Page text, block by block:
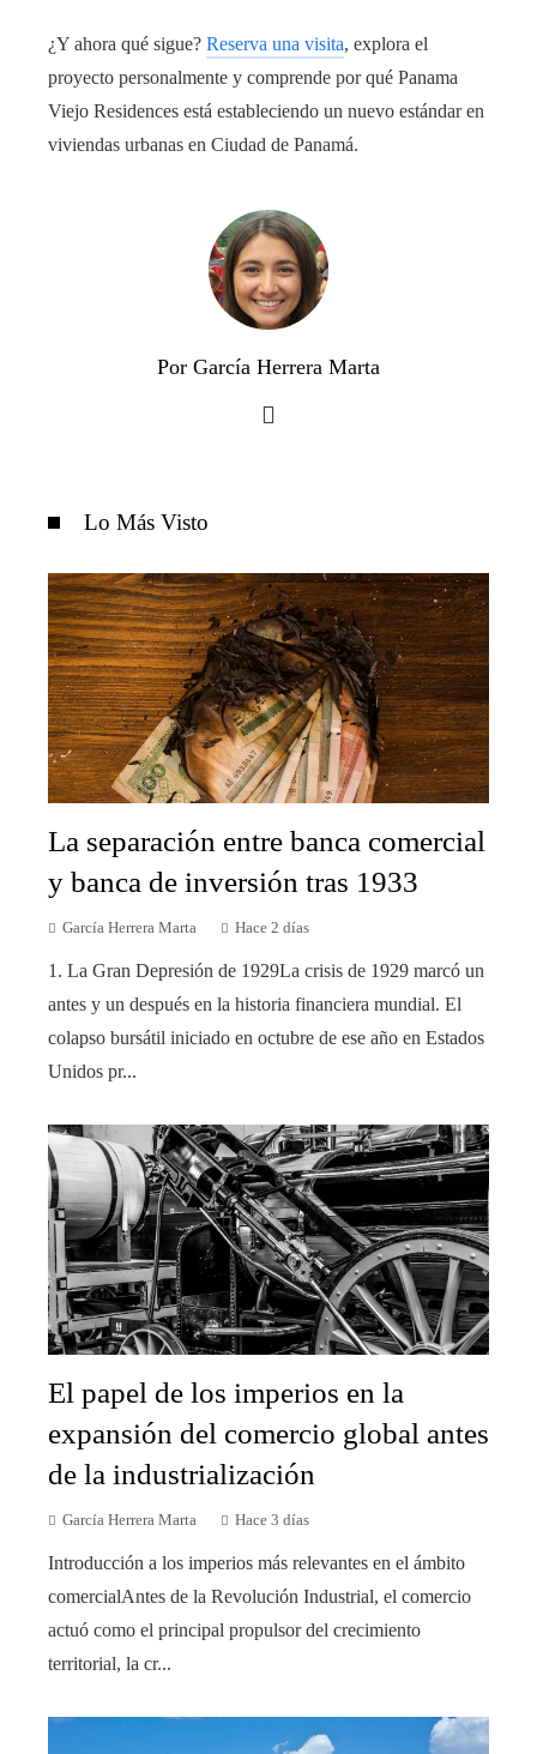
¿Y ahora qué sigue? Reserva una visita, explora el
proyecto personalmente y comprende por qué Panama
Viejo Residences está estableciendo un nuevo estándar en
viviendas urbanas en Ciudad de Panamá.
Por García Herrera Marta
Lo Más Visto
La separación entre banca comercial
y banca de inversión tras 1933
García Herrera Marta Hace 2 días
1. La Gran Depresión de 1929La crisis de 1929 marcó un
antes y un después en la historia financiera mundial. El
colapso bursátil iniciado en octubre de ese año en Estados
Unidos pr...
El papel de los imperios en la
expansión del comercio global antes
de la industrialización
García Herrera Marta Hace 3 días
Introducción a los imperios más relevantes en el ámbito
comercialAntes de la Revolución Industrial, el comercio
actuó como el principal propulsor del crecimiento
territorial, la cr...